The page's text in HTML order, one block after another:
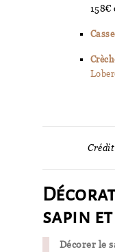
158€
sapin
Décorer le